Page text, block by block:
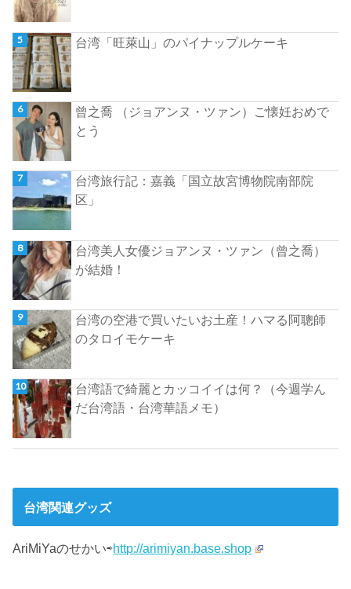
台湾「旺萊山」のパイナップルケーキ
曾之喬 （ジョアンヌ・ツァン）ご懐妊おめで
とう
台湾旅行記：嘉義「国立故宮博物院南部院
区」
台湾美人女優ジョアンヌ・ツァン（曾之喬）
が結婚！
台湾の空港で買いたいお土産！ハマる阿聰師
のタロイモケーキ
台湾語で綺麗とカッコイイは何？（今週学ん
だ台湾語・台湾華語メモ）
台湾関連グッズ
AriMiYaのせかい⇨http://arimiyan.base.shop